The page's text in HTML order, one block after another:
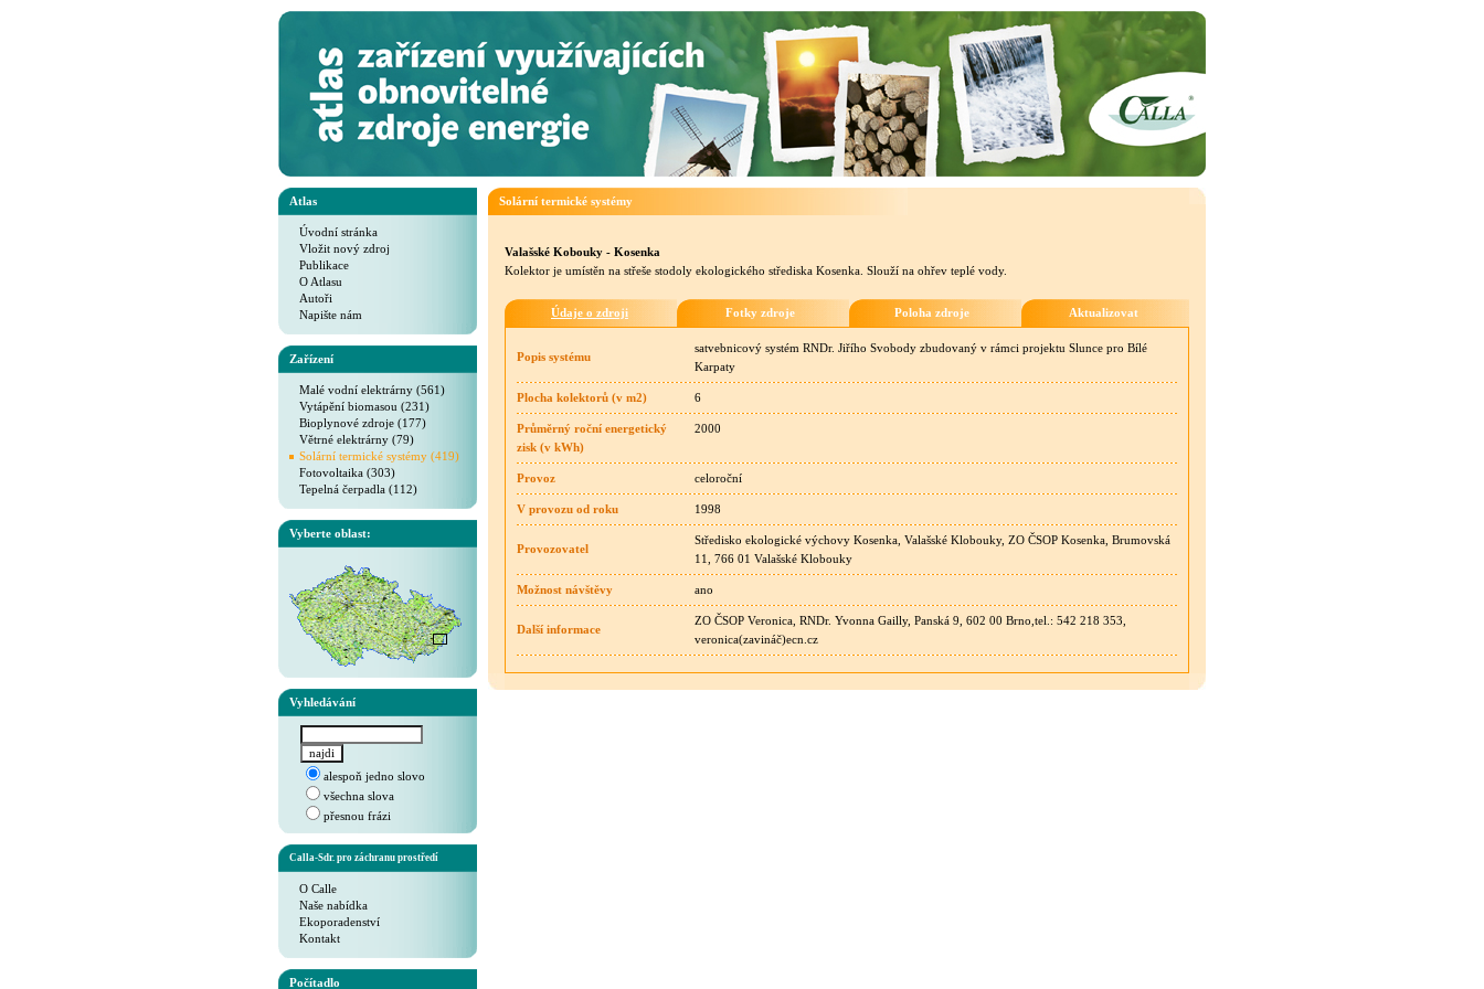
Atlas
Úvodní stránka
Vložit nový zdroj
Publikace
O Atlasu
Autoři
Napište nám
Zařízení
Malé vodní elektrárny (561)
Vytápění biomasou (231)
Bioplynové zdroje (177)
Větrné elektrárny (79)
Solární termické systémy (419)
Fotovoltaika (303)
Tepelná čerpadla (112)
Vyberte oblast:
Vyhledávání
alespoň jedno slovo
všechna slova
přesnou frázi
Calla-Sdr. pro záchranu prostředí
O Calle
Naše nabídka
Ekoporadenství
Kontakt
Počítadlo
Solární termické systémy
Valašské Kobouky - Kosenka
Kolektor je umístěn na střeše stodoly ekologického střediska Kosenka. Slouží na ohřev teplé vody.
Údaje o zdroji Fotky zdroje Poloha zdroje Aktualizovat
Popis systému
satvebnicový systém RNDr. Jiřího Svobody zbudovaný v rámci projektu Slunce pro Bílé
Karpaty
Plocha kolektorů (v m2) 6
Průměrný roční energetický
zisk (v kWh)
2000
Provoz celoroční
V provozu od roku 1998
Provozovatel
Středisko ekologické výchovy Kosenka, Valašské Klobouky, ZO ČSOP Kosenka, Brumovská
11, 766 01 Valašské Klobouky
Možnost návštěvy ano
Další informace
ZO ČSOP Veronica, RNDr. Yvonna Gailly, Panská 9, 602 00 Brno,tel.: 542 218 353,
veronica(zavináč)ecn.cz